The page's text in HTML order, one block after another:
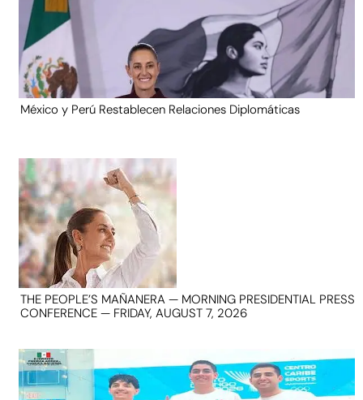
México y Perú Restablecen Relaciones Diplomáticas
THE PEOPLE’S MAÑANERA — MORNING PRESIDENTIAL PRESS
CONFERENCE — FRIDAY, AUGUST 7, 2026